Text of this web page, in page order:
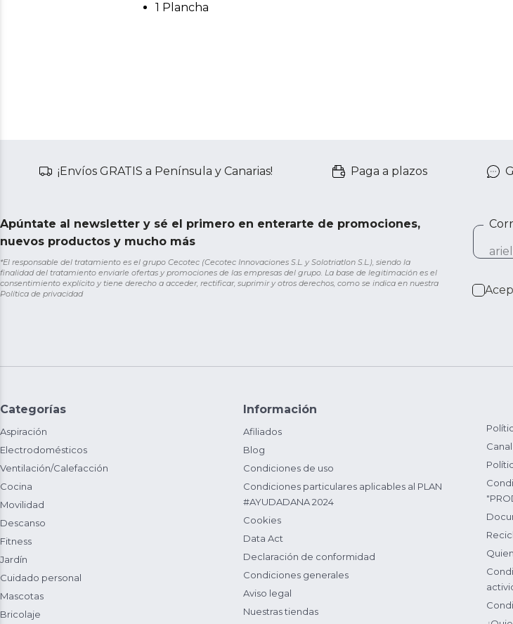
1 Plancha
¡Envíos GRATIS a Península y Canarias! Paga a plazos
Apúntate al newsletter y sé el primero en enterarte de promociones,
nuevos productos y mucho más
*El responsable del tratamiento es el grupo Cecotec (Cecotec Innovaciones S.L. y Solotriatlon S.L.), siendo la
finalidad del tratamiento enviarle ofertas y promociones de las empresas del grupo. La base de legitimación es el
consentimiento explícito y tiene derecho a acceder, rectificar, suprimir y otros derechos, como se indica en nuestra
Política de privacidad
Categorías
Aspiración
Electrodomésticos
Ventilación/Calefacción
Cocina
Movilidad
Descanso
Fitness
Jardín
Cuidado personal
Mascotas
Bricolaje
Información
Afiliados
Blog
Condiciones de uso
Condiciones particulares aplicables al PLAN
#AYUDADANA 2024
Cookies
Data Act
Declaración de conformidad
Condiciones generales
Aviso legal
Nuestras tiendas